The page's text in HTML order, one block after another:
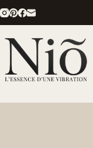
Passer
au
contenu